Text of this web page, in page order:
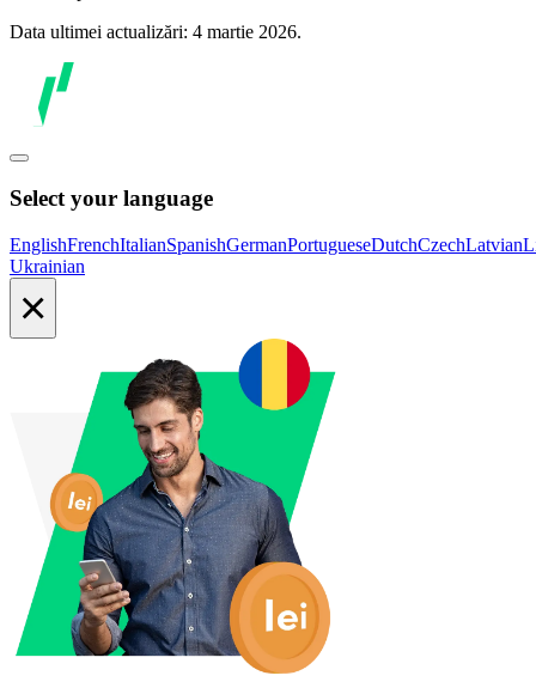
Data ultimei actualizări: 4 martie 2026.
Select your language
EnglishFrenchItalianSpanishGermanPortugueseDutchCzechLatvian
Ukrainian
×